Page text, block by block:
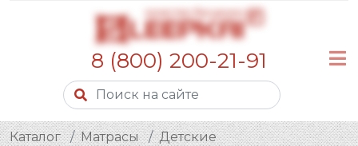
8 (800) 200-21-91
Каталог Матрасы Детские